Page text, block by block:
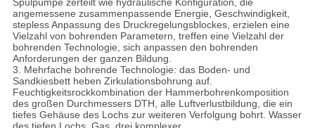
Spülpumpe zerteilt wie hydraulische Konfiguration, die
angemessene zusammenpassende Energie, Geschwindigkeit,
stepless Anpassung des Druckregelungsblockes, erzielen eine
Vielzahl von bohrenden Parametern, treffen eine Vielzahl der
bohrenden Technologie, sich anpassen den bohrenden
Anforderungen der ganzen Bildung.
3. Mehrfache bohrende Technologie: das Boden- und
Sandkiesbett heben Zirkulationsbohrung auf.
Feuchtigkeitsrockkombination der Hammerbohrenkomposition
des großen Durchmessers DTH, alle Luftverlustbildung, die ein
tiefes Gehäuse des Lochs zur weiteren Verfolgung bohrt. Wasser